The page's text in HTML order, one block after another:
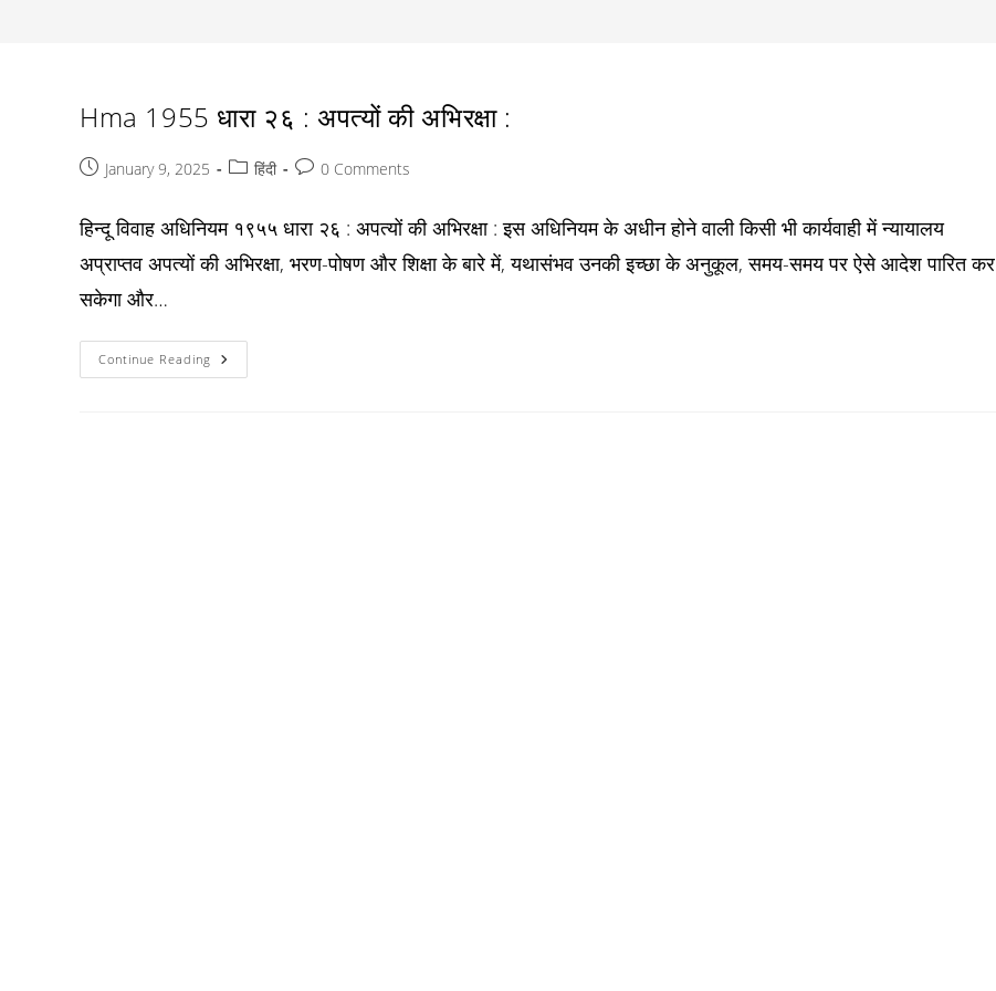
Hma 1955 धारा २६ : अपत्यों की अभिरक्षा :
PostJanuary 9, 2025
Postहिंदी
Post0 Comments
हिन्दू विवाह अधिनियम १९५५ धारा २६ : अपत्यों की अभिरक्षा : इस अधिनियम के अधीन होने वाली किसी भी कार्यवाही में न्यायालय
अप्राप्तव अपत्यों की अभिरक्षा, भरण-पोषण और शिक्षा के बारे में, यथासंभव उनकी इच्छा के अनुकूल, समय-समय पर ऐसे आदेश पारित कर
सकेगा और…
Continue Reading Hma
1955